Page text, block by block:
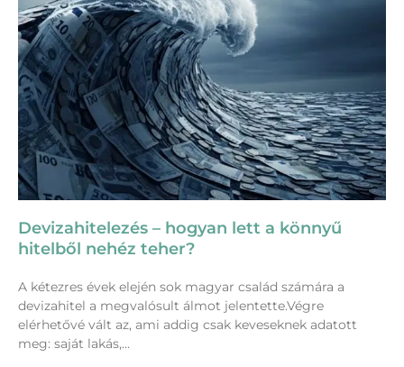
Devizahitelezés – hogyan lett a könnyű
hitelből nehéz teher?
A kétezres évek elején sok magyar család számára a
devizahitel a megvalósult álmot jelentette.Végre
elérhetővé vált az, ami addig csak keveseknek adatott
meg: saját lakás,